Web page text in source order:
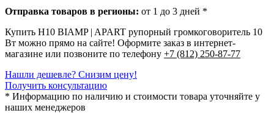
Отправка товаров в регионы: от 1 до 3 дней *
Купить H10 BIAMP | APART рупорный громкоговоритель 10
Вт можно прямо на сайте! Оформите заказ в интернет-
магазине или позвоните по телефону +7 (812) 250-87-77
Нашли дешевле? Снизим цену!
Получить консультацию
* Информацию по наличию и стоимости товара уточняйте у
наших менеджеров